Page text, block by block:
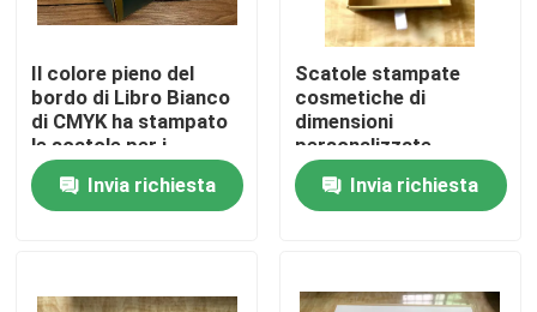
Casa
Contatti
Il colore pieno del
bordo di Libro Bianco
di CMYK ha stampato
le scatole per i
prodotti di cura di
pelle Invia richiesta
Scatole stampate
cosmetiche di
dimensioni
personalizzate
Iso14001 Deboss 3D
UV
Invia richiesta